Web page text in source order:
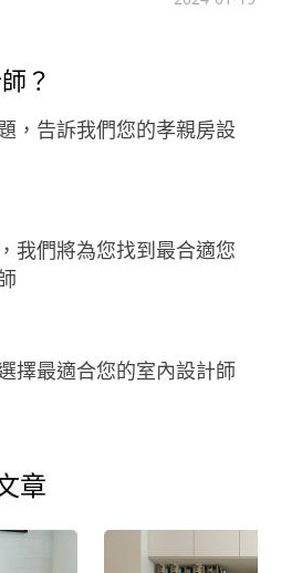
？
，告訴我們您的孝親房設
我們將為您找到最合適您
擇最適合您的室內設計師
章